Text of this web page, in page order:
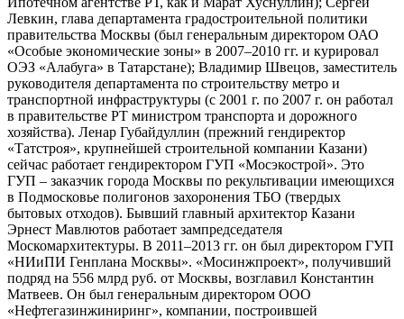
Левкин, глава департамента градостроительной политики
правительства Москвы (был генеральным директором ОАО
«Особые экономические зоны» в 2007–2010 гг. и курировал
ОЭЗ «Алабуга» в Татарстане); Владимир Швецов, заместитель
руководителя департамента по строительству метро и
транспортной инфраструктуры (с 2001 г. по 2007 г. он работал
в правительстве РТ министром транспорта и дорожного
хозяйства). Ленар Губайдуллин (прежний гендиректор
«Татстроя», крупнейшей строительной компании Казани)
сейчас работает гендиректором ГУП «Мосэкострой». Это
ГУП – заказчик города Москвы по рекультивации имеющихся
в Подмосковье полигонов захоронения ТБО (твердых
бытовых отходов). Бывший главный архитектор Казани
Эрнест Мавлютов работает зампредседателя
Москомархитектуры. В 2011–2013 гг. он был директором ГУП
«НИиПИ Генплана Москвы». «Мосинжпроект», получивший
подряд на 556 млрд руб. от Москвы, возглавил Константин
Матвеев. Он был генеральным директором ООО
«Нефтегазинжиниринг», компании, построившей